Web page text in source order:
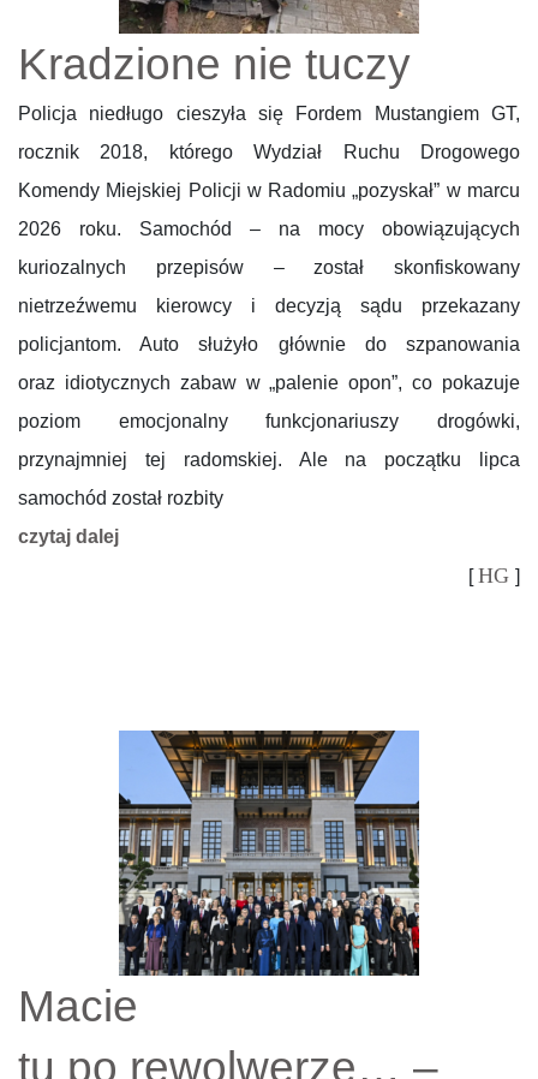
Kradzione nie tuczy
Policja niedługo cieszyła się Fordem Mustangiem GT,
rocznik 2018, którego Wydział Ruchu Drogowego
Komendy Miejskiej Policji w Radomiu „pozyskał” w marcu
2026 roku. Samochód – na mocy obowiązujących
kuriozalnych przepisów – został skonfiskowany
nietrzeźwemu kierowcy i decyzją sądu przekazany
policjantom. Auto służyło głównie do szpanowania
oraz idiotycznych zabaw w „palenie opon”, co pokazuje
poziom emocjonalny funkcjonariuszy drogówki,
przynajmniej tej radomskiej. Ale na początku lipca
samochód został rozbity
czytaj dalej
[HG ]
Macie
tu po rewolwerze… –